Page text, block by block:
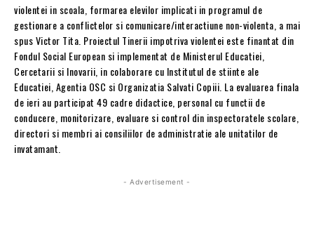
violentei in scoala, formarea elevilor implicati in programul de
gestionare a conflictelor si comunicare/interactiune non-violenta, a mai
spus Victor Tita. Proiectul Tinerii impotriva violentei este finantat din
Fondul Social European si implementat de Ministerul Educatiei,
Cercetarii si Inovarii, in colaborare cu Institutul de stiinte ale
Educatiei, Agentia OSC si Organizatia Salvati Copiii. La evaluarea finala
de ieri au participat 49 cadre didactice, personal cu functii de
conducere, monitorizare, evaluare si control din inspectoratele scolare,
directori si membri ai consiliilor de administratie ale unitatilor de
invatamant.
- Advertisement -